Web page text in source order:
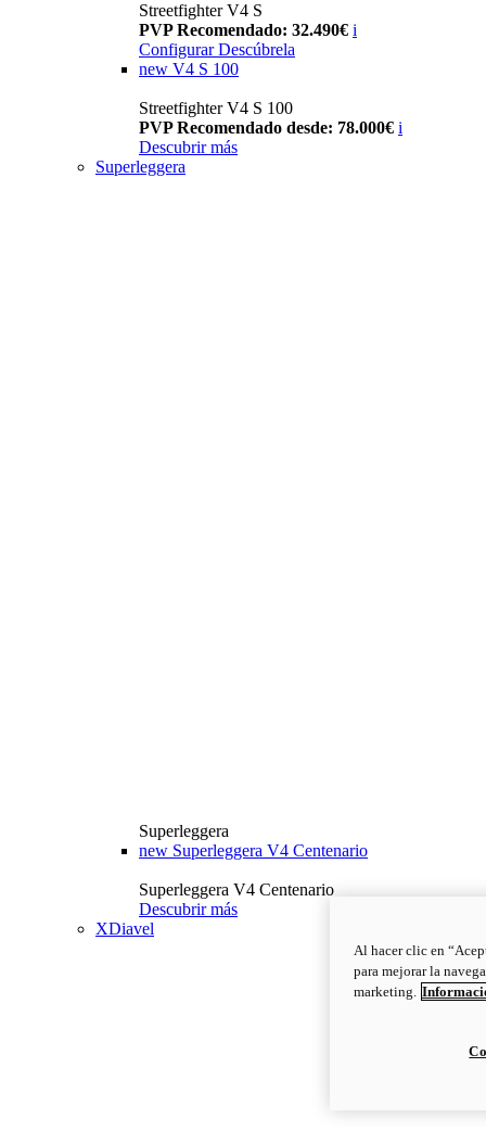
Streetfighter V4 S
PVP Recomendado: 32.490€ i
Configurar Descúbrela
new V4 S 100
Streetfighter V4 S 100
PVP Recomendado desde: 78.000€ i
Descubrir más
Superleggera
Superleggera
new Superleggera V4 Centenario
Superleggera V4 Centenario
Descubrir más
XDiavel
Al hacer clic en
para mejorar la
marketing.